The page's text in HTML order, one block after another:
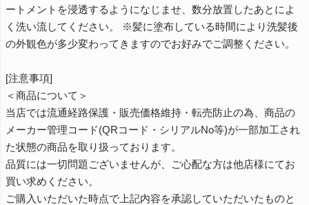
ートメントを浸透するようになじませ、数分放置したあとによ
く洗い流してください。 ※髪に塗布している時間により洗髪後
の外観色が多少変わってきますのでお好みでご調整ください。
[注意事項]
＜商品について＞
当店では流通経路保護・販売価格維持・転売防止の為、商品の
メーカー管理コード(QRコード・シリアルNo等)が一部加工され
た状態の商品を取り扱っております。
品質には一切問題ございませんが、ご心配な方は他店様にてお
買い求めください。
ご購入いただいた時点で上記内容を承認していただいたものと